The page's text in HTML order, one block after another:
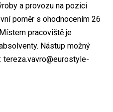
a provozu na pozici
poměr s ohodnocením 26
pracoviště je
Nástup možný
tereza.vavro@eurostyle-